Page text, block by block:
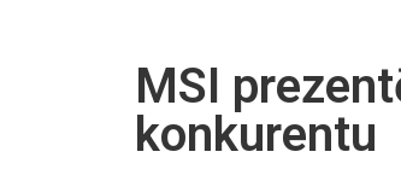
MSI
konkurentu